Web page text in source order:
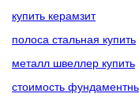
купить керамзит
полоса стальная купить
металл швеллер купить
стоимость